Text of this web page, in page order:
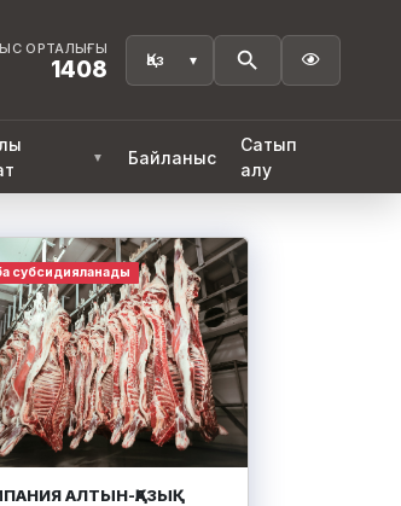
ОРТАЛЫҒЫ
1408 
▼ Байланыс
Сатып
алу
субсидияланады
АЛТЫН-ҚАЗЫҚ